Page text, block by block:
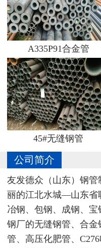
A335P91合金管
45#无缝钢管
公司简介
友发德众（山东）钢
丽的江北水城—山东省
冶钢、包钢、成钢、
钢厂的无缝钢管、合
管、高压化肥管、